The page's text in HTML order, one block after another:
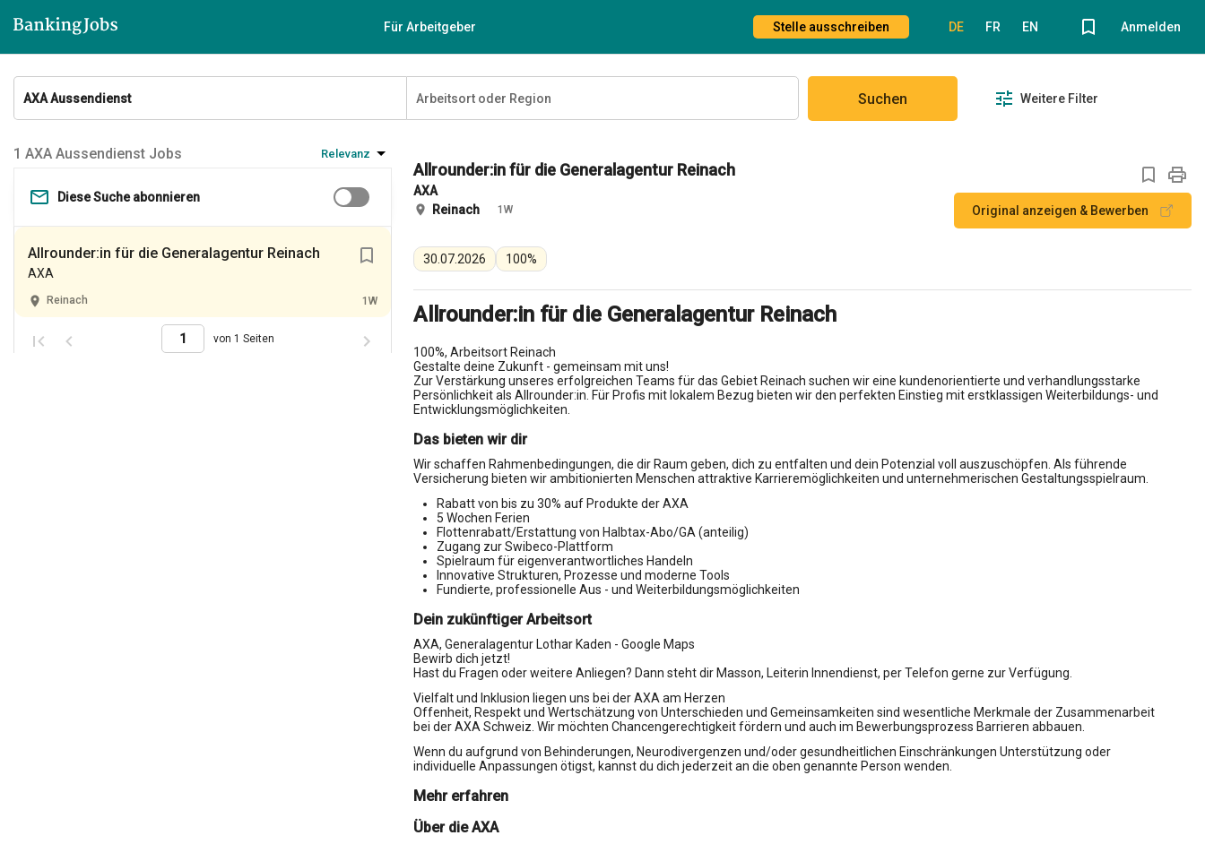
Für Arbeitgeber Stelle ausschreiben DE FR EN Anmelden
Suchen Weitere Filter
AXA Aussendienst Jobs Relevanz
Diese Suche abonnieren
Allrounder:in für die Generalagentur Reinach
AXA
Reinach 1W
von 1 Seiten
Allrounder:in für die Generalagentur Reinach
AXA
Reinach
1W Original anzeigen & Bewerben
30.07.2026 100%
Allrounder:in für die Generalagentur Reinach
100%, Arbeitsort Reinach
Gestalte deine Zukunft - gemeinsam mit uns!
Zur Verstärkung unseres erfolgreichen Teams für das Gebiet Reinach suchen wir eine kundenorientierte und verhandlungsstarke
Persönlichkeit als Allrounder:in. Für Profis mit lokalem Bezug bieten wir den perfekten Einstieg mit erstklassigen Weiterbildungs- und
Entwicklungsmöglichkeiten.
Das bieten wir dir
Wir schaffen Rahmenbedingungen, die dir Raum geben, dich zu entfalten und dein Potenzial voll auszuschöpfen. Als führende
Versicherung bieten wir ambitionierten Menschen attraktive Karrieremöglichkeiten und unternehmerischen Gestaltungsspielraum.
Rabatt von bis zu 30% auf Produkte der AXA
5 Wochen Ferien
Flottenrabatt/Erstattung von Halbtax-Abo/GA (anteilig)
Zugang zur Swibeco-Plattform
Spielraum für eigenverantwortliches Handeln
Innovative Strukturen, Prozesse und moderne Tools
Fundierte, professionelle Aus - und Weiterbildungsmöglichkeiten
Dein zukünftiger Arbeitsort
AXA, Generalagentur Lothar Kaden - Google Maps
Bewirb dich jetzt!
Hast du Fragen oder weitere Anliegen? Dann steht dir Masson, Leiterin Innendienst, per Telefon gerne zur Verfügung.
Vielfalt und Inklusion liegen uns bei der AXA am Herzen
Offenheit, Respekt und Wertschätzung von Unterschieden und Gemeinsamkeiten sind wesentliche Merkmale der Zusammenarbeit
bei der AXA Schweiz. Wir möchten Chancengerechtigkeit fördern und auch im Bewerbungsprozess Barrieren abbauen.
Wenn du aufgrund von Behinderungen, Neurodivergenzen und/oder gesundheitlichen Einschränkungen Unterstützung oder
individuelle Anpassungen ötigst, kannst du dich jederzeit an die oben genannte Person wenden.
Mehr erfahren
Über die AXA